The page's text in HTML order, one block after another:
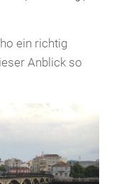
ein richtig
Anblick so